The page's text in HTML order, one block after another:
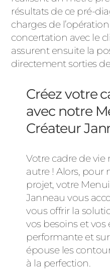
résultats de ce pré-
charges de
concertation avec le
assurent ensuite la
directement sorties
Créez votre
avec notre
Créateur
Votre cadre de vie
autre ! Alors, pour
projet, votre
Janneau vous
vous offrir la
vos besoins et vos
performante et
épouse les
à la perfection.